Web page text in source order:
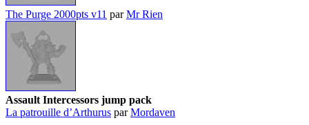
The Purge 2000pts v11 parMr Rien
Assault Intercessors jump pack
La patrouille d’Arthurus parMordaven